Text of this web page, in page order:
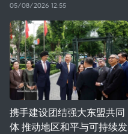
05/08/2026 12:55
携手建设团结强大东盟共同
体 推动地区和平与可持续发